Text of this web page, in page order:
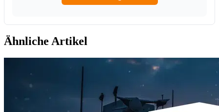
Ähnliche Artikel